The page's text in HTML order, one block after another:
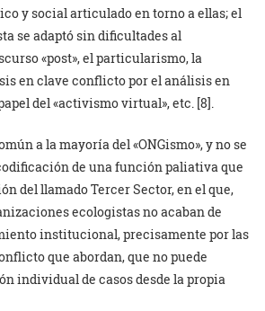
y social articulado en torno a ellas; el
se adaptó sin dificultades al
«post», el particularismo, la
en clave conflicto por el análisis en
del «activismo virtual», etc. [8].
a la mayoría del «ONGismo», y no se
de una función paliativa que
del llamado Tercer Sector, en el que,
ecologistas no acaban de
institucional, precisamente por las
que abordan, que no puede
individual de casos desde la propia